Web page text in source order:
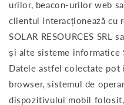
urilor, beacon-urilor web
clientul interacționează cu
SOLAR RESOURCES SRL
și alte sisteme informatice
Datele astfel colectate pot
browser, sistemul de
dispozitivului mobil folosit,